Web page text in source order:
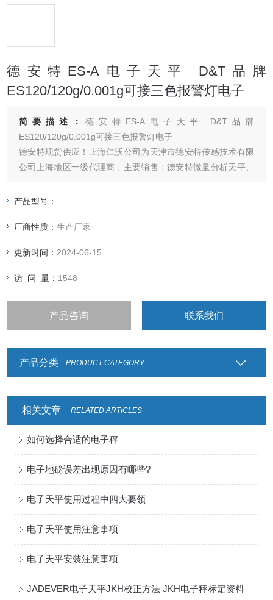
德安特ES-A电子天平 D&T品牌
ES120/120g/0.001g可接三色报警灯电子
简要描述：德安特ES-A电子天平 D&T品牌
ES120/120g/0.001g可接三色报警灯电子
德安特现货供应！上海仁沃公司为天津市德安特传感技术有限
公司上海地区一级代理商，主要销售：德安特微量分析天平、
平、声光报警天平、工业精密天平，现诚招上海各地区分销
产品型号：
厂商性质：生产厂家
更新时间： 2024-06-15
访 问 量： 1548
产品咨询 联系我们
产品分类 PRODUCT CATEGORY
相关文章 RELATED ARTICLES
如何选择合适的电子秤
电子地磅误差出现原因有哪些?
电子天平使用过程中四大要领
电子天平使用注意事项
电子天平安装注意事项
JADEVER电子天平JKH校正方法 JKH电子秤标定资料